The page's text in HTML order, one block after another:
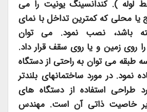
لوله ). کندانسینگ یونیت را می
یا محلی که کمترین تداخل با نمای
باشد، نصب نمود. می توان
روی زمین و یا روی سقف قرار داد.
طبقه می توان به راحتی از دستگاه
نمود. در مورد ساختمانهای بلندتر
طراحی استفاده از دستگاه های
خاصیت ذاتی آن است. مهندس